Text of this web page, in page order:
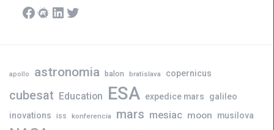
Facebook
Meetup
LinkedIn
Twitter
apollo astronomia balon bratislava copernicus
cubesat Education ESA expedice mars
galileo
inovations iss konferencia mars mesiac moon musilova